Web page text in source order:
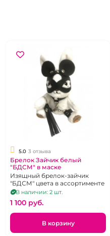
5.0 3 отзыва
Брелок Зайчик белый
"БДСМ" в маске
Изящный брелок-зайчик
"БДСМ" цвета в ассортименте
В наличии: 2 шт.
1 100 pуб.
В корзину